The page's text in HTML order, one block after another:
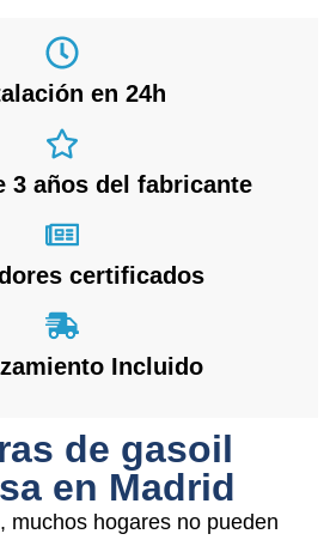
en 24h
3 años del fabricante
certificados
Incluido
de gasoil
en Madrid
muchos hogares no pueden